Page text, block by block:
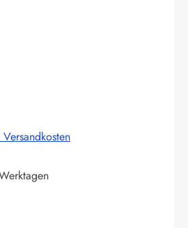
den gewünschten